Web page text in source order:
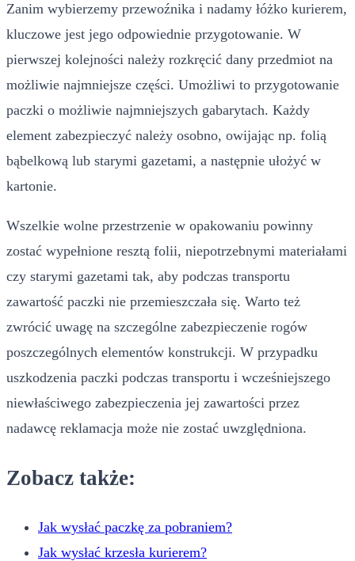
Zanim wybierzemy przewoźnika i nadamy łóżko kurierem,
kluczowe jest jego odpowiednie przygotowanie. W
pierwszej kolejności należy rozkręcić dany przedmiot na
możliwie najmniejsze części. Umożliwi to przygotowanie
paczki o możliwie najmniejszych gabarytach. Każdy
element zabezpieczyć należy osobno, owijając np. folią
bąbelkową lub starymi gazetami, a następnie ułożyć w
kartonie.
Wszelkie wolne przestrzenie w opakowaniu powinny
zostać wypełnione resztą folii, niepotrzebnymi materiałami
czy starymi gazetami tak, aby podczas transportu
zawartość paczki nie przemieszczała się. Warto też
zwrócić uwagę na szczególne zabezpieczenie rogów
poszczególnych elementów konstrukcji. W przypadku
uszkodzenia paczki podczas transportu i wcześniejszego
niewłaściwego zabezpieczenia jej zawartości przez
nadawcę reklamacja może nie zostać uwzględniona.
Zobacz także:
Jak wysłać paczkę za pobraniem?
Jak wysłać krzesła kurierem?